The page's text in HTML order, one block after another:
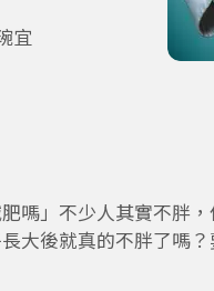
宜
嗎」不少人其實不胖
大後就真的不胖了嗎